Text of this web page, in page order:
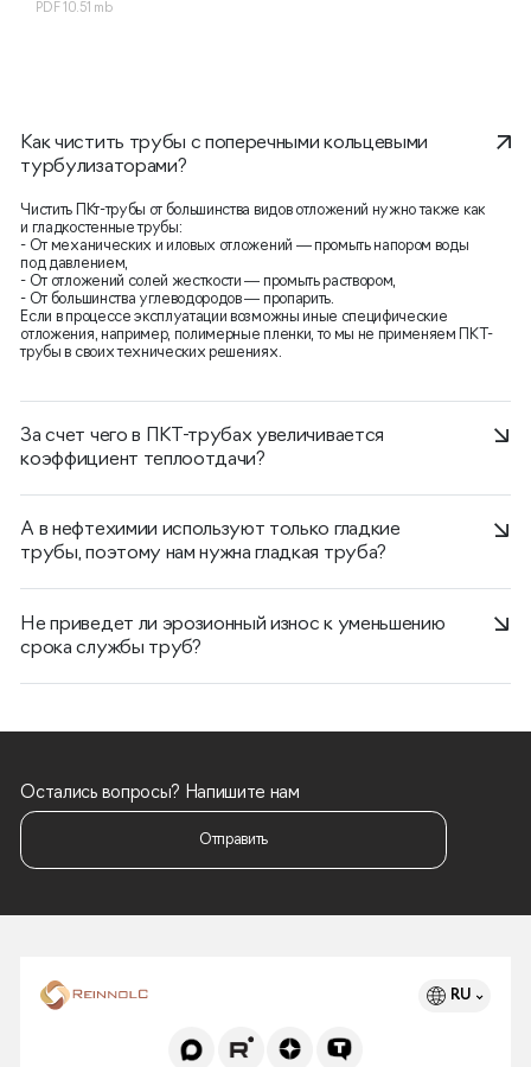
PDF 10.51 mb
Как чистить трубы с поперечными кольцевыми
турбулизаторами?
Чистить ПКт-трубы от большинства видов отложений нужно также как
и гладкостенные трубы:
- От механических и иловых отложений — промыть напором воды
под давлением,
- От отложений солей жесткости — промыть раствором,
- От большинства углеводородов — пропарить.
Если в процессе эксплуатации возможны иные специфические
отложения, например, полимерные пленки, то мы не применяем ПКТ-
трубы в своих технических решениях.
За счет чего в ПКТ-трубах увеличивается
коэффициент теплоотдачи?
А в нефтехимии используют только гладкие
трубы, поэтому нам нужна гладкая труба?
Не приведет ли эрозионный износ к уменьшению
срока службы труб?
Остались вопросы? Напишите нам
Отправить
RU